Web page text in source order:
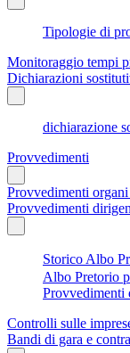
Tipologie di
Monitoraggio tempi
Dichiarazioni
dichiarazione
Provvedimenti
Provvedimenti
Provvedimenti
Storico Albo
Albo Pretorio
Provvedimenti
Controlli sulle
Bandi di gara e